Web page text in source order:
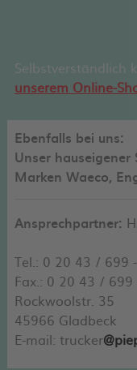
Selbstverständlich
unserem Online-
Ebenfalls bei uns:
Unser
Marken Waeco,
Ansprechpartner:
Tel.: 0 20 43 / 699
Fax.: 0 20 43 / 699
Rockwoolstr. 35
45966 Gladbeck
E-mail: trucker